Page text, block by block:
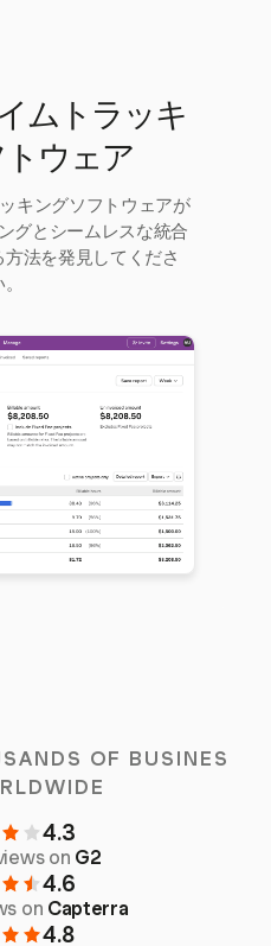
ムトラッキ
ウェア
キングソフトウェアが
グとシームレスな統合
法を発見してくださ
OF BUSINES
4.3
on G2
4.6
on Capterra
4.8